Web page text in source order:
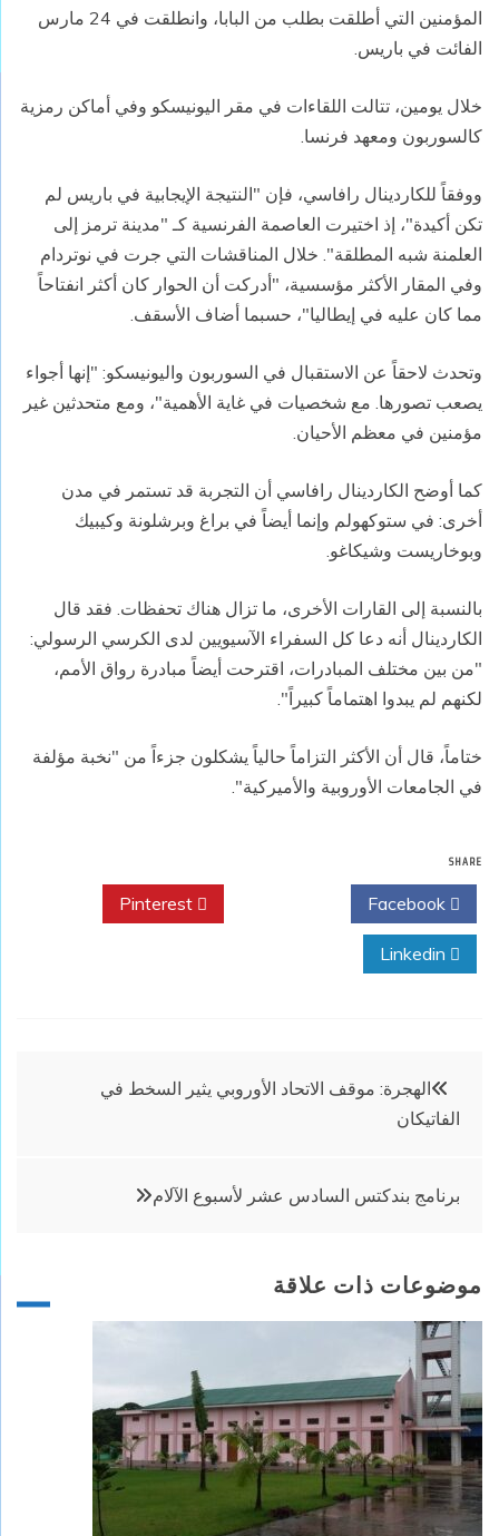
المؤمنين التي أطلقت بطلب من البابا، وانطلقت في 24 مارس
الفائت في باريس.
خلال يومين، تتالت اللقاءات في مقر اليونيسكو وفي أماكن رمزية
كالسوربون ومعهد فرنسا.
ووفقاً للكاردينال رافاسي، فإن "النتيجة الإيجابية في باريس لم
تكن أكيدة"، إذ اختيرت العاصمة الفرنسية كـ "مدينة ترمز إلى
العلمنة شبه المطلقة". خلال المناقشات التي جرت في نوتردام
وفي المقار الأكثر مؤسسية، "أدركت أن الحوار كان أكثر انفتاحاً
مما كان عليه في إيطاليا"، حسبما أضاف الأسقف.
وتحدث لاحقاً عن الاستقبال في السوربون واليونيسكو: "إنها أجواء
يصعب تصورها. مع شخصيات في غاية الأهمية"، ومع متحدثين غير
مؤمنين في معظم الأحيان.
كما أوضح الكاردينال رافاسي أن التجربة قد تستمر في مدن
أخرى: في ستوكهولم وإنما أيضاً في براغ وبرشلونة وكيبيك
وبوخاريست وشيكاغو.
بالنسبة إلى القارات الأخرى، ما تزال هناك تحفظات. فقد قال
الكاردينال أنه دعا كل السفراء الآسيويين لدى الكرسي الرسولي:
"من بين مختلف المبادرات، اقترحت أيضاً مبادرة رواق الأمم،
لكنهم لم يبدوا اهتماماً كبيراً".
ختاماً، قال أن الأكثر التزاماً حالياً يشكلون جزءاً من "نخبة مؤلفة
في الجامعات الأوروبية والأميركية".
SHARE
تصفّح
المقالات
الهجرة: موقف الاتحاد الأوروبي يثير السخط في
الفاتيكان
برنامج بندكتس السادس عشر لأسبوع الآلام
موضوعات ذات علاقة